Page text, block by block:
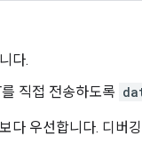
다.
직접 전송하도록
보다 우선합니다. 디버